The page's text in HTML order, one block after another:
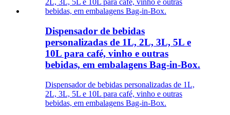
Dispensador de bebidas
personalizadas de 1L, 2L, 3L, 5L e
10L para café, vinho e outras
bebidas, em embalagens Bag-in-Box.
Dispensador de bebidas personalizadas de 1L,
2L, 3L, 5L e 10L para café, vinho e outras
bebidas, em embalagens Bag-in-Box.